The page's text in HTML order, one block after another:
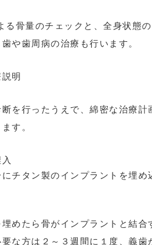
る骨量のチェックと、全身状態
や歯周病の治療も行います。
明
を行ったうえで、綿密な治療
す。
チタン製のインプラントを埋
めたら骨がインプラントと結
な方は２～３週間に１度、義